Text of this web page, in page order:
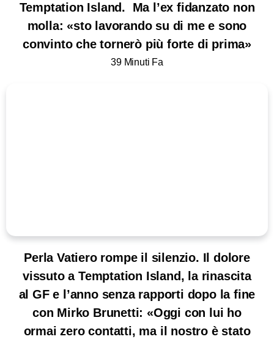
Temptation Island. Ma l’ex fidanzato non
molla: «sto lavorando su di me e sono
convinto che tornerò più forte di prima»
39 Minuti Fa
Perla Vatiero rompe il silenzio. Il dolore
vissuto a Temptation Island, la rinascita
al GF e l’anno senza rapporti dopo la fine
con Mirko Brunetti: «Oggi con lui ho
ormai zero contatti, ma il nostro è stato